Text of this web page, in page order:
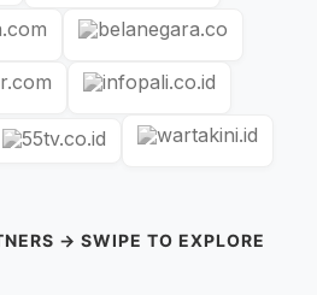
→ SWIPE TO EXPLORE